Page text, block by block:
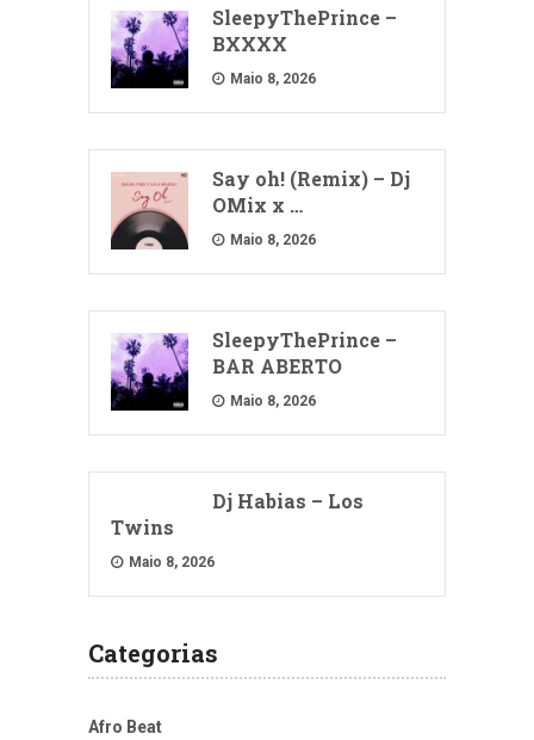
SleepyThePrince –
BXXXX
Maio 8, 2026
Say oh! (Remix) – Dj
OMix x …
Maio 8, 2026
SleepyThePrince –
BAR ABERTO
Maio 8, 2026
Dj Habias – Los
Twins
Maio 8, 2026
Categorias
Afro Beat